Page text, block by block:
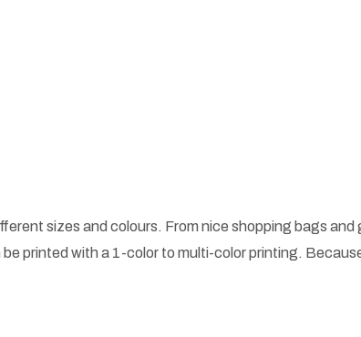
sizes and colours. From nice shopping bags
printed with a 1-color to multi-color printing.